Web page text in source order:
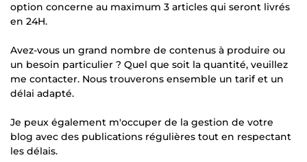
option concerne au maximum 3 articles qui seront livrés
en 24H.
Avez-vous un grand nombre de contenus à produire ou
un besoin particulier ? Quel que soit la quantité, veuillez
me contacter. Nous trouverons ensemble un tarif et un
délai adapté.
Je peux également m'occuper de la gestion de votre
blog avec des publications régulières tout en respectant
les délais.